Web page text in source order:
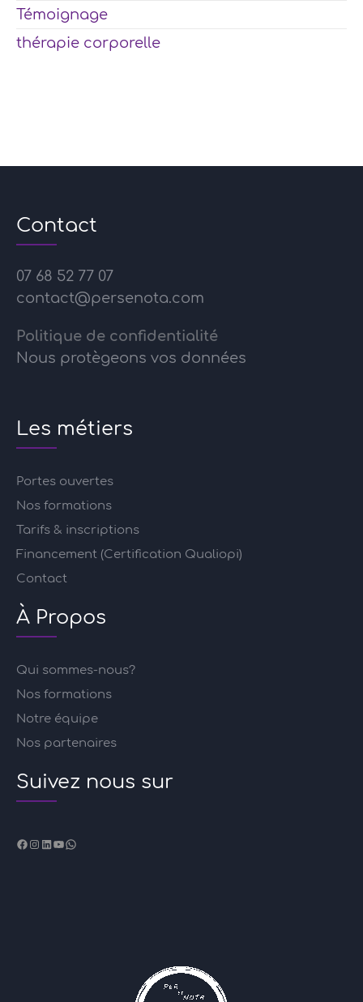
Témoignage
thérapie corporelle
Contact
07 68 52 77 07
contact@persenota.com
Politique de confidentialité
Nous protègeons vos données
Les métiers
Portes ouvertes
Nos formations
Tarifs & inscriptions
Financement (Certification Qualiopi)
Contact
À Propos
Qui sommes-nous?
Nos formations
Notre équipe
Nos partenaires
Suivez nous sur
Facebook
Instagram
LinkedIn
YouTube
WhatsApp